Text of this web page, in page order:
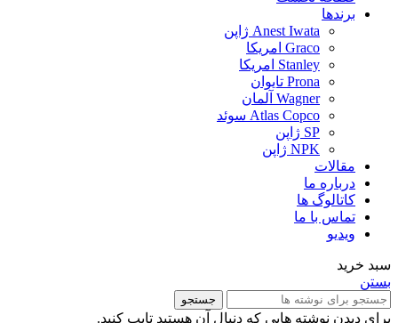
برندها
Anest Iwata ژاپن
Graco امریکا
Stanley امریکا
Prona تایوان
Wagner آلمان
Atlas Copco سوئد
SP ژاپن
NPK ژاپن
مقالات
درباره ما
کاتالوگ ها
تماس با ما
ویدیو
سبد خرید
بستن
جستجو
برای دیدن نوشته هایی که دنبال آن هستید تایپ کنید.